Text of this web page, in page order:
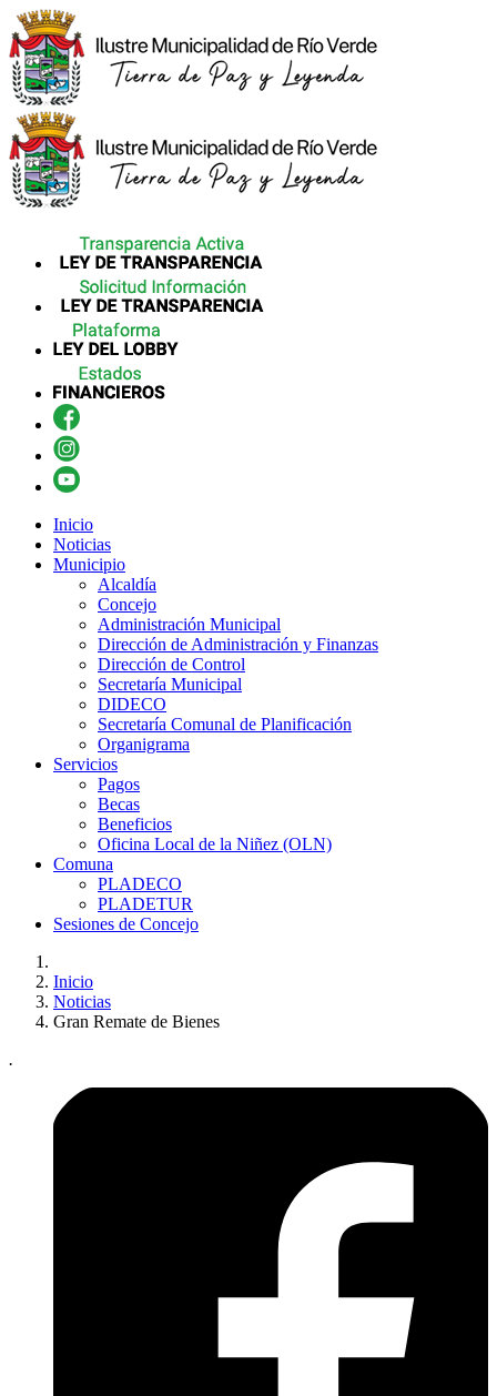
Inicio
Noticias
Municipio
Alcaldía
Concejo
Administración Municipal
Dirección de Administración y Finanzas
Dirección de Control
Secretaría Municipal
DIDECO
Secretaría Comunal de Planificación
Organigrama
Servicios
Pagos
Becas
Beneficios
Oficina Local de la Niñez (OLN)
Comuna
PLADECO
PLADETUR
Sesiones de Concejo
Inicio
Noticias
Gran Remate de Bienes
.